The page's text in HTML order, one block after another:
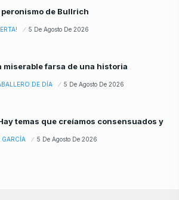
peronismo de Bullrich
5 De Agosto De 2026
miserable farsa de una historia
DE DÍA 5 De Agosto De 2026
temas que creíamos consensuados y
GARCÍA 5 De Agosto De 2026